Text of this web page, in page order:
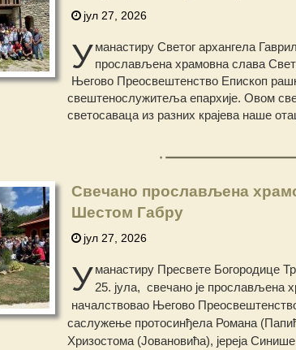
јул 27, 2026
У манастиру Светог архангела
прослављена храмовна слава
Његово Преосвештенство Епископ
свештенослужитеља епархије. Овом
светосаваца из разних крајева наше
Свечано прослављена
Шестом Габру
јул 27, 2026
У манастиру Пресвете Богородице
25. јула, свечано је прослављена
началствовао Његово
саслужење протосинђела Романа
Хризостома (Јовановића), јереја